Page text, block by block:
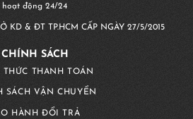
hoạt động 24/24
KD & ĐT TP.HCM CẤP NGÀY 27/5/2015
CHÍNH SÁCH
THỨC THANH TOÁN
SÁCH VẬN CHUYỂN
HÀNH ĐỔI TRẢ